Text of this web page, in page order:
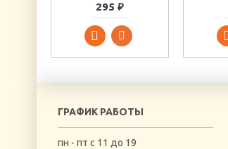
295 ₽
ГРАФИК РАБОТЫ
пн - пт с 11 до 19